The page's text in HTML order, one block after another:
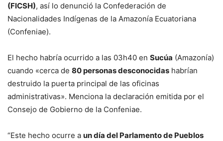
(FICSH), así lo denunció la Confederación de
Nacionalidades Indígenas de la Amazonía Ecuatoriana
(Confeniae).
El hecho habría ocurrido a las 03h40 en Sucúa (Amazonía)
cuando «cerca de 80 personas desconocidas habrían
destruido la puerta principal de las oficinas
administrativas». Menciona la declaración emitida por el
Consejo de Gobierno de la Confeniae.
“Este hecho ocurre a un día del Parlamento de Pueblos